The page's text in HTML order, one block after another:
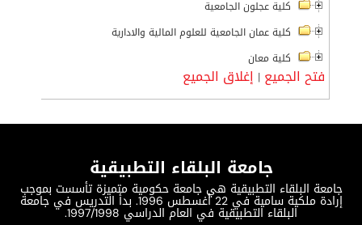
كلية عجلون الجامعية
كلية عمان الجامعية للعلوم المالية والادارية
كلية معان
فتح الجميع | إغلاق الجميع
جامعة البلقاء التطبيقية
جامعة البلقاء التطبيقية هي جامعة حكومية متميزة تأسست بموجب
إرادة ملكية سامية في 22 أغسطس 1996. بدأ التدريس في جامعة
البلقاء التطبيقية في العام الدراسي 1997/1998.